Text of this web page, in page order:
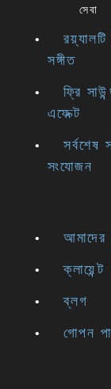
সেবা
রয়্যালটি
সঙ্গীত
ফ্রি
এফেক্ট
সর্বশেষ
সংযোজন
আমাদের
ক্লায়েন্ট
ব্লগ
গোপন